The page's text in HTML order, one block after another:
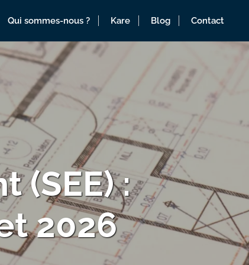
Qui sommes-nous ? Kare Blog Contact
(SEE) :
2026